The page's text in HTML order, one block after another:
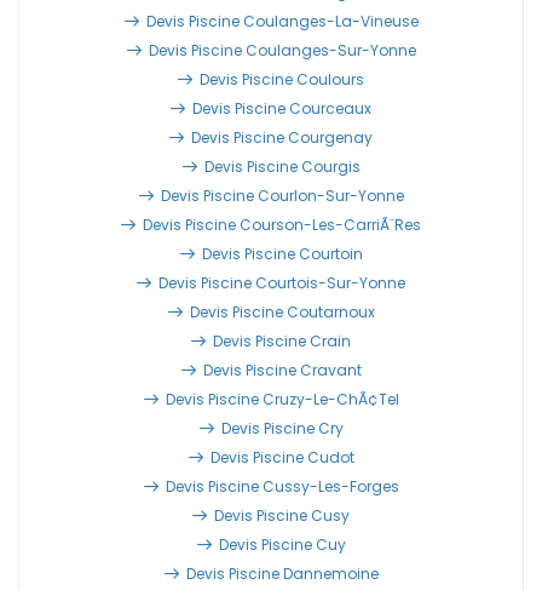
Devis Piscine Coulanges-La-Vineuse
Devis Piscine Coulanges-Sur-Yonne
Devis Piscine Coulours
Devis Piscine Courceaux
Devis Piscine Courgenay
Devis Piscine Courgis
Devis Piscine Courlon-Sur-Yonne
Devis Piscine Courson-Les-CarriÃ¨res
Devis Piscine Courtoin
Devis Piscine Courtois-Sur-Yonne
Devis Piscine Coutarnoux
Devis Piscine Crain
Devis Piscine Cravant
Devis Piscine Cruzy-Le-ChÃ¢tel
Devis Piscine Cry
Devis Piscine Cudot
Devis Piscine Cussy-Les-Forges
Devis Piscine Cusy
Devis Piscine Cuy
Devis Piscine Dannemoine